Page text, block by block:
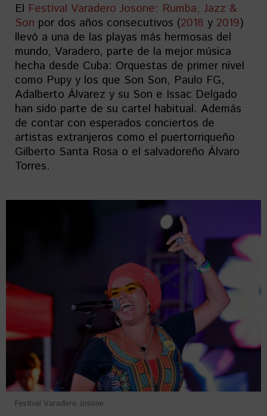
El Festival Varadero Josone: Rumba, Jazz &
Son por dos años consecutivos (2018 y 2019)
llevó a una de las playas más hermosas del
mundo, Varadero, parte de la mejor música
hecha desde Cuba: Orquestas de primer nivel
como Pupy y los que Son Son, Paulo FG,
Adalberto Álvarez y su Son e Issac Delgado
han sido parte de su cartel habitual. Además
de contar con esperados conciertos de
artistas extranjeros como el puertorriqueño
Gilberto Santa Rosa o el salvadoreño Álvaro
Torres.
Festival Varadero Josone